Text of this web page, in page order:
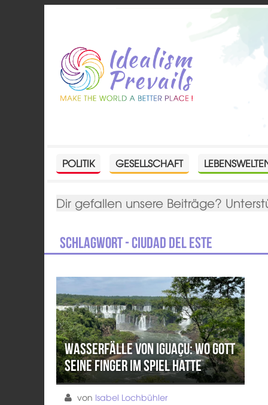
POLITIK GESELLSCHAFT
Dir gefallen unsere Beiträge?
Schlagwort - Ciudad del Este
Wasserfälle von Iguaçu: Wo Gott
seine Finger im Spiel hatte
von Isabel Lochbühler